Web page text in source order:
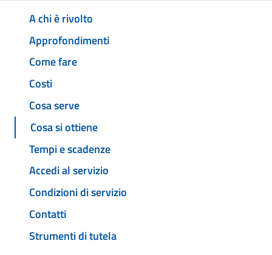
A chi è rivolto
Approfondimenti
Come fare
Costi
Cosa serve
Cosa si ottiene
Tempi e scadenze
Accedi al servizio
Condizioni di servizio
Contatti
Strumenti di tutela